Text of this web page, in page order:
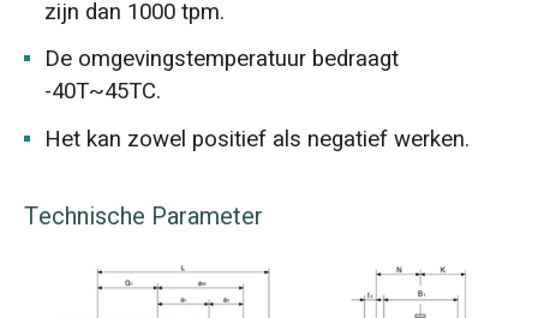
zijn dan 1000 tpm.
De omgevingstemperatuur bedraagt
-40T~45TC.
Het kan zowel positief als negatief werken.
Technische Parameter